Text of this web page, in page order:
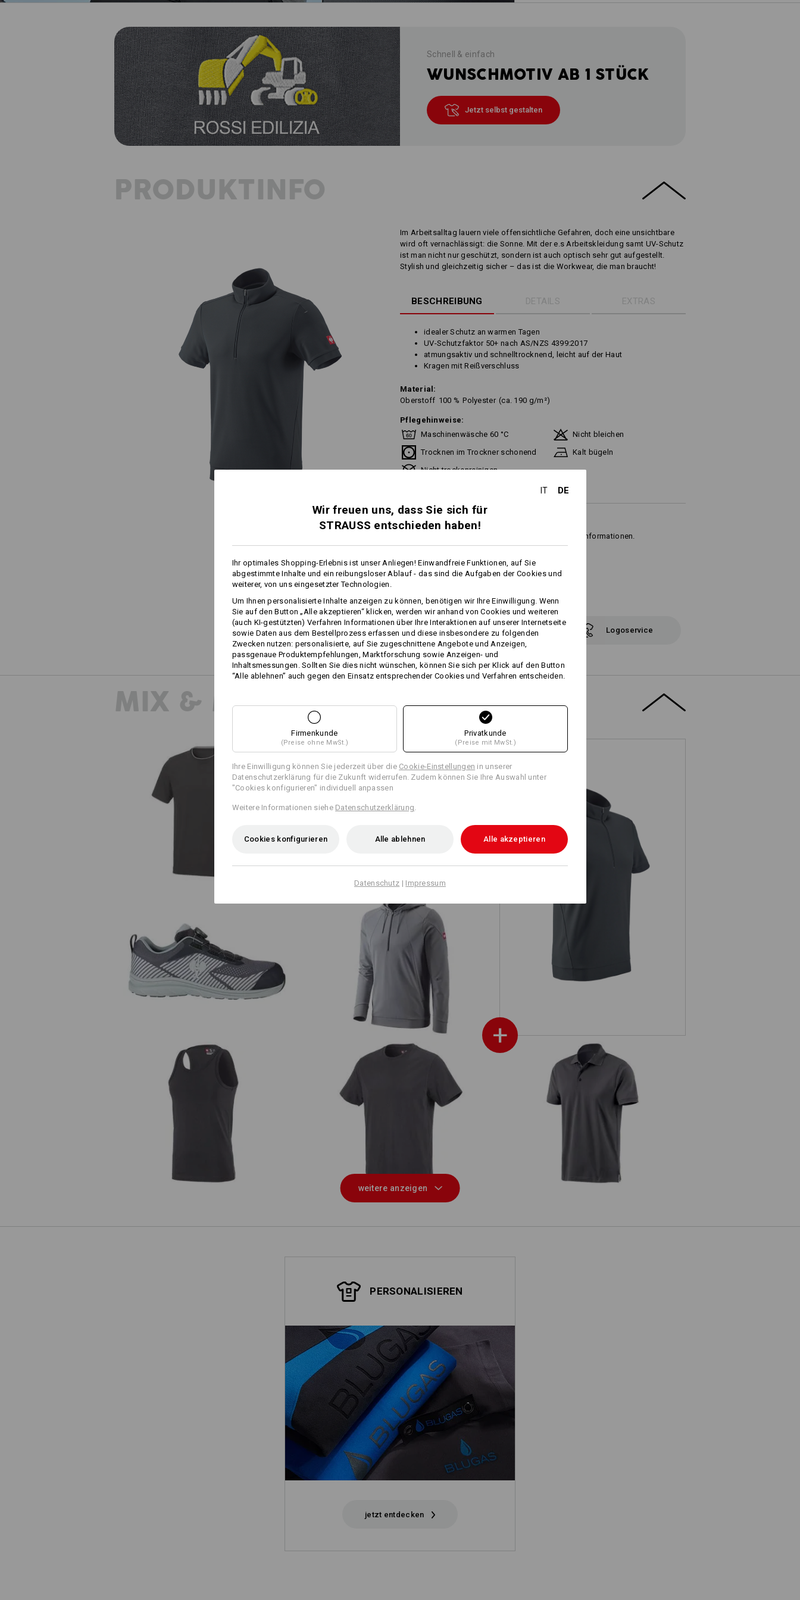
Schnell & einfach
WUNSCHMOTIV AB 1 STÜCK
Jetzt selbst gestalten
PRODUKTINFO
Im Arbeitsalltag lauern viele offensichtliche Gefahren, doch eine unsichtbare
wird oft vernachlässigt: die Sonne. Mit der e.s Arbeitskleidung samt UV-Schutz
ist man nicht nur geschützt, sondern ist auch optisch sehr gut aufgestellt.
Stylish und gleichzeitig sicher – das ist die Workwear, die man braucht!
BESCHREIBUNG DETAILS EXTRAS
idealer Schutz an warmen Tagen
UV-Schutzfaktor 50+ nach AS/NZS 4399:2017
atmungsaktiv und schnelltrocknend, leicht auf der Haut
Kragen mit Reißverschluss
Material:
Oberstoff 100 % Polyester (ca. 190 g/m²)
Pflegehinweise:
Maschinenwäsche 60 °C
Nicht bleichen
Trocknen im Trockner schonend
Kalt bügeln
Nicht trockenreinigen
Klicken Sie auf den Button "Datenblatt" für weitere Informationen.
Datenblatt
Personalisierung:
Selbst gestalten Logoservice
MIX & MATCH
e.s. Funktions ZIP-T-Shirt UV
+
e.s. T-Shirt cotton stretch Layer e.s. Funktions Hoody-Longsleeve UV
S1 Sicherheitshalbschuhe e.s.
Tegmen IV low
e.s. Funktions Hoody-Longsleeve UV
e.s. Athletic-Shirt cotton e.s. T-Shirt cotton e.s. Polo-Shirt cotton
weitere anzeigen
PERSONALISIEREN
jetzt entdecken
IT DE
Wir freuen uns, dass Sie sich für
STRAUSS entschieden haben!
Ihr optimales Shopping-Erlebnis ist unser Anliegen! Einwandfreie Funktionen, auf Sie
abgestimmte Inhalte und ein reibungsloser Ablauf - das sind die Aufgaben der Cookies und
weiterer, von uns eingesetzter Technologien.
Um Ihnen personalisierte Inhalte anzeigen zu können, benötigen wir Ihre Einwilligung. Wenn
Sie auf den Button „Alle akzeptieren“ klicken, werden wir anhand von Cookies und weiteren
(auch KI-gestützten) Verfahren Informationen über Ihre Interaktionen auf unserer Internetseite
sowie Daten aus dem Bestellprozess erfassen und diese insbesondere zu folgenden
Zwecken nutzen: personalisierte, auf Sie zugeschnittene Angebote und Anzeigen,
passgenaue Produktempfehlungen, Marktforschung sowie Anzeigen- und
Inhaltsmessungen. Sollten Sie dies nicht wünschen, können Sie sich per Klick auf den Button
“Alle ablehnen” auch gegen den Einsatz entsprechender Cookies und Verfahren entscheiden.
Firmenkunde
(Preise ohne MwSt.)
Privatkunde
(Preise mit MwSt.)
Ihre Einwilligung können Sie jederzeit über die Cookie-Einstellungen in unserer
Datenschutzerklärung für die Zukunft widerrufen. Zudem können Sie Ihre Auswahl unter
"Cookies konfigurieren" individuell anpassen
Weitere Informationen siehe Datenschutzerklärung
Cookies konfigurieren Alle ablehnen Alle akzeptieren
Datenschutz | Impressum